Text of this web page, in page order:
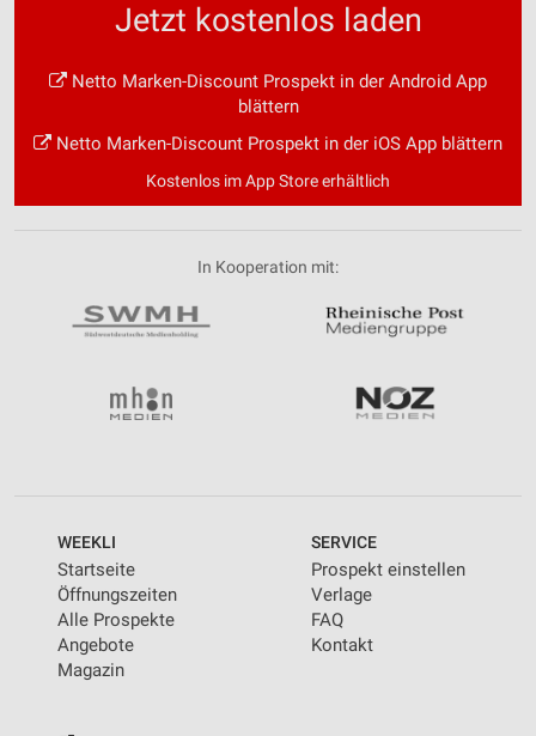
Jetzt kostenlos laden
Netto Marken-Discount Prospekt in der Android App
blättern
Netto Marken-Discount Prospekt in der iOS App blättern
Kostenlos im App Store erhältlich
In Kooperation mit:
WEEKLI
Startseite
Öffnungszeiten
Alle Prospekte
Angebote
Magazin
SERVICE
Prospekt einstellen
Verlage
FAQ
Kontakt